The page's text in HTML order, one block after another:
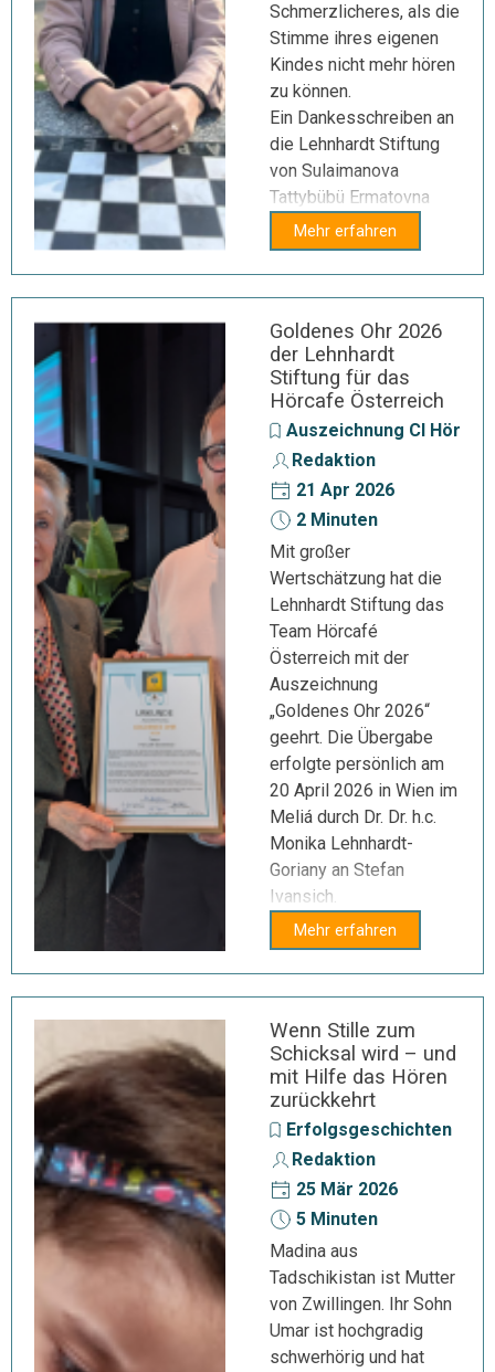
Schmerzlicheres, als die
Stimme ihres eigenen
Kindes nicht mehr hören
zu können.
Ein Dankesschreiben an
die Lehnhardt Stiftung
von Sulaimanova
Tattybübü Ermatovna
Mehr erfahren
Goldenes Ohr 2026
der Lehnhardt
Stiftung für das
Hörcafe Österreich
Auszeichnung CI
Redaktion
21 Apr 2026
2 Minuten
Mit großer
Wertschätzung hat die
Lehnhardt Stiftung das
Team Hörcafé
Österreich mit der
Auszeichnung
„Goldenes Ohr 2026“
geehrt. Die Übergabe
erfolgte persönlich am
20 April 2026 in Wien im
Meliá durch Dr. Dr. h.c.
Monika Lehnhardt-
Goriany an Stefan
Ivansich.
Mehr erfahren
Wenn Stille zum
Schicksal wird – und
mit Hilfe das Hören
zurückkehrt
Erfolgsgeschichten
Redaktion
25 Mär 2026
5 Minuten
Madina aus
Tadschikistan ist Mutter
von Zwillingen. Ihr Sohn
Umar ist hochgradig
schwerhörig und hat